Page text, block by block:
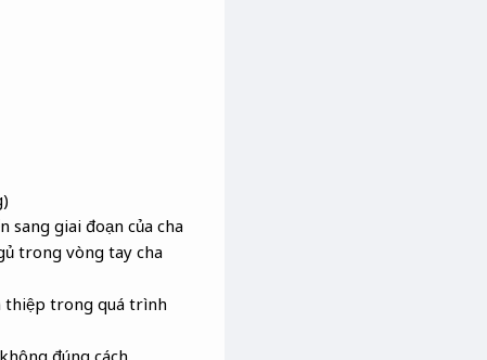
sang giai đoạn của cha
trong vòng tay cha
thiệp trong quá trình